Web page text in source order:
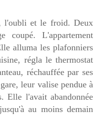
et le froid. Deux
coupé. L'appartement
alluma les plafonniers
régla le thermostat
réchauffée par ses
leur valise pendue à
Elle l'avait abandonnée
au moins demain